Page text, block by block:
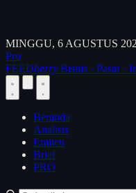
MINGGU, 6 AGUSTUS
Pro
FEEDberry Bisnis · Pasar ·
Beranda
Analisis
Emiten
Brief
PRO